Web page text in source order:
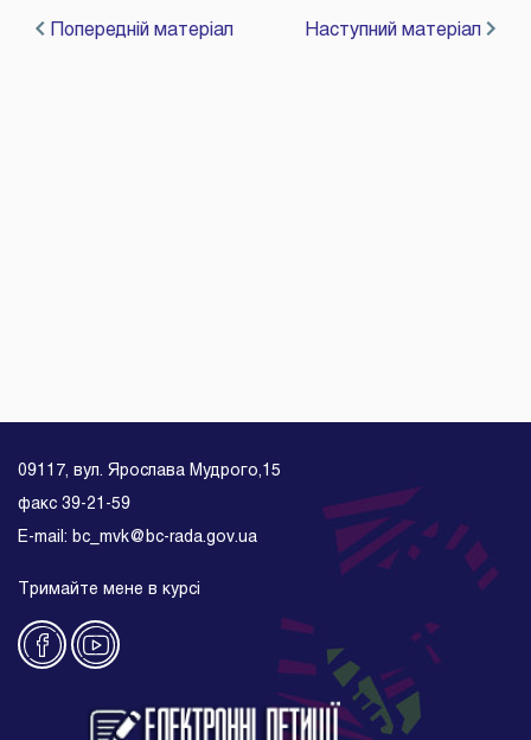
Попередній матеріал Наступний матеріал
09117, вул. Ярослава Мудрого,15
факс 39-21-59
E-mail: bc_mvk@bc-rada.gov.ua
Тримайте мене в курсі